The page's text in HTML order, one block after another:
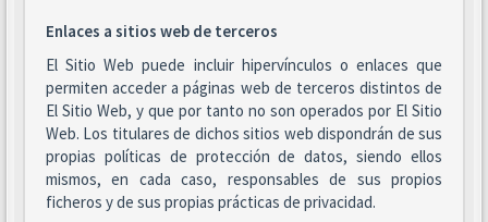
Enlaces a sitios web de terceros
El Sitio Web puede incluir hipervínculos o enlaces que
permiten acceder a páginas web de terceros distintos de
El Sitio Web, y que por tanto no son operados por El Sitio
Web. Los titulares de dichos sitios web dispondrán de sus
propias políticas de protección de datos, siendo ellos
mismos, en cada caso, responsables de sus propios
ficheros y de sus propias prácticas de privacidad.